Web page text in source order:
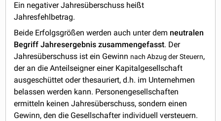
Ein negativer Jahresüberschuss heißt
Jahresfehlbetrag.
Beide Erfolgsgrößen werden auch unter dem neutralen
Begriff Jahresergebnis zusammengefasst. Der
Jahresüberschuss ist ein Gewinn nach Abzug der Steuern,
der an die Anteilseigner einer Kapitalgesellschaft
ausgeschüttet oder thesauriert, d.h. im Unternehmen
belassen werden kann. Personengesellschaften
ermitteln keinen Jahresüberschuss, sondern einen
Gewinn, den die Gesellschafter individuell versteuern.